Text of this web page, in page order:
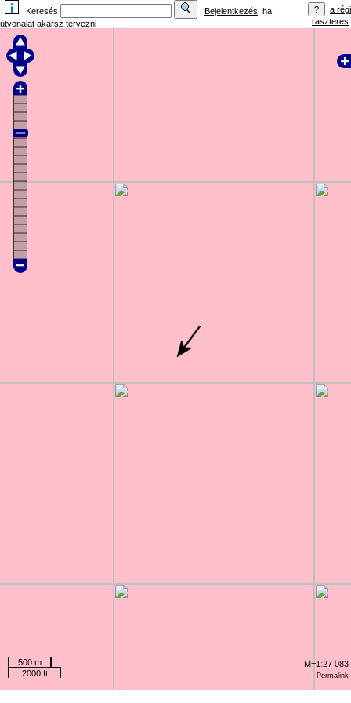
Keresés Bejelentkezés , ha
útvonalat akarsz tervezni
a régi
raszteres
Permalink
500 m
2000 ft
M=1:27 083